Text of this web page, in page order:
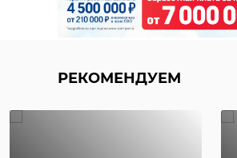
РЕКОМЕНДУЕМ